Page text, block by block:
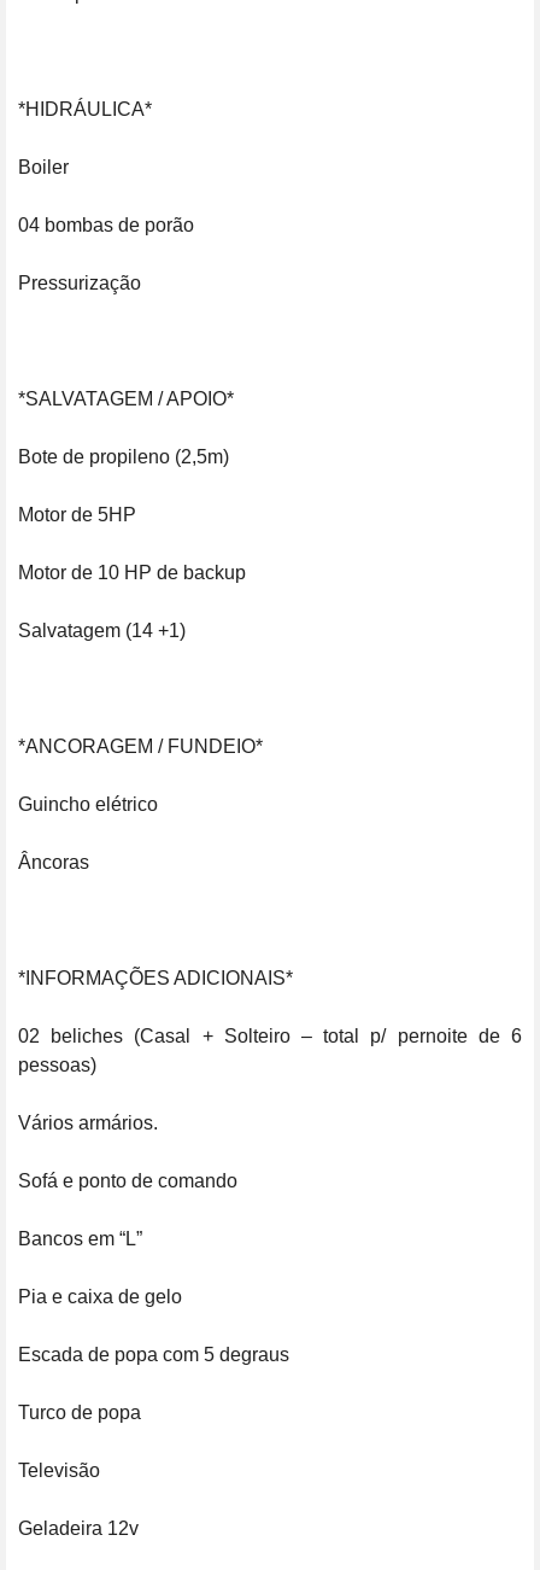
*HIDRÁULICA*
Boiler
04 bombas de porão
Pressurização
*SALVATAGEM / APOIO*
Bote de propileno (2,5m)
Motor de 5HP
Motor de 10 HP de backup
Salvatagem (14 +1)
*ANCORAGEM / FUNDEIO*
Guincho elétrico
Âncoras
*INFORMAÇÕES ADICIONAIS*
02 beliches (Casal + Solteiro – total p/ pernoite de 6
pessoas)
Vários armários.
Sofá e ponto de comando
Bancos em “L”
Pia e caixa de gelo
Escada de popa com 5 degraus
Turco de popa
Televisão
Geladeira 12v